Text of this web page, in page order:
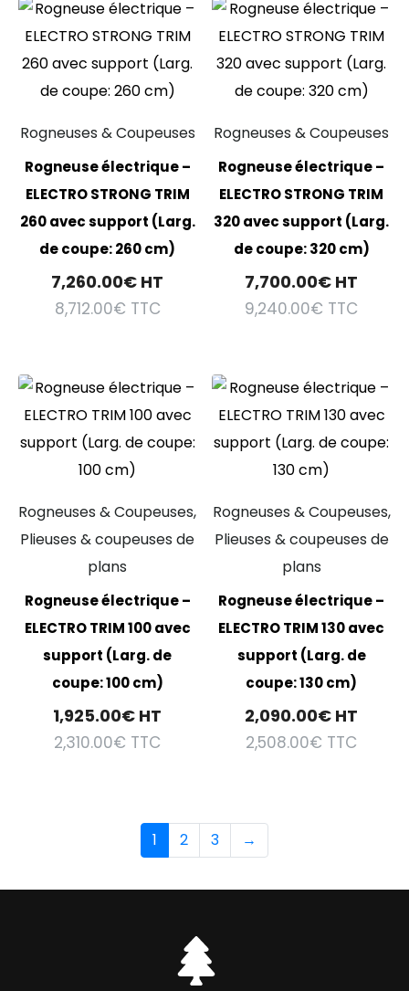
Rogneuses & Coupeuses
Rogneuse électrique –
ELECTRO STRONG TRIM
260 avec support (Larg.
de coupe: 260 cm)
7,260.00€ HT
8,712.00€ TTC
Rogneuses & Coupeuses
Rogneuse électrique –
ELECTRO STRONG TRIM
320 avec support (Larg.
de coupe: 320 cm)
7,700.00€ HT
9,240.00€ TTC
Rogneuses & Coupeuses,
Plieuses & coupeuses de
plans
Rogneuse électrique –
ELECTRO TRIM 100 avec
support (Larg. de
coupe: 100 cm)
1,925.00€ HT
2,310.00€ TTC
Rogneuses & Coupeuses,
Plieuses & coupeuses de
plans
Rogneuse électrique –
ELECTRO TRIM 130 avec
support (Larg. de
coupe: 130 cm)
2,090.00€ HT
2,508.00€ TTC
1 2 3 →